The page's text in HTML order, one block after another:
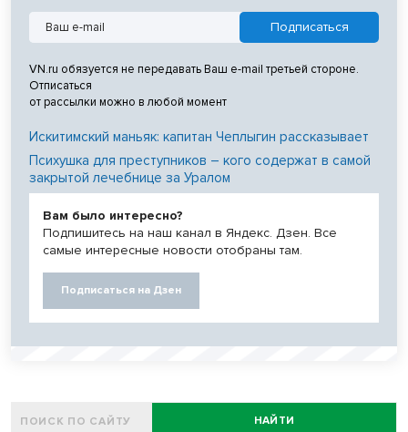
VN.ru обязуется не передавать Ваш e-mail третьей стороне.
Отписаться
от рассылки можно в любой момент
Искитимский маньяк: капитан Чеплыгин рассказывает
Психушка для преступников – кого содержат в самой
закрытой лечебнице за Уралом
Вам было интересно?
Подпишитесь на наш канал в Яндекс. Дзен. Все
самые интересные новости отобраны там.
Подписаться на Дзен
НАЙТИ